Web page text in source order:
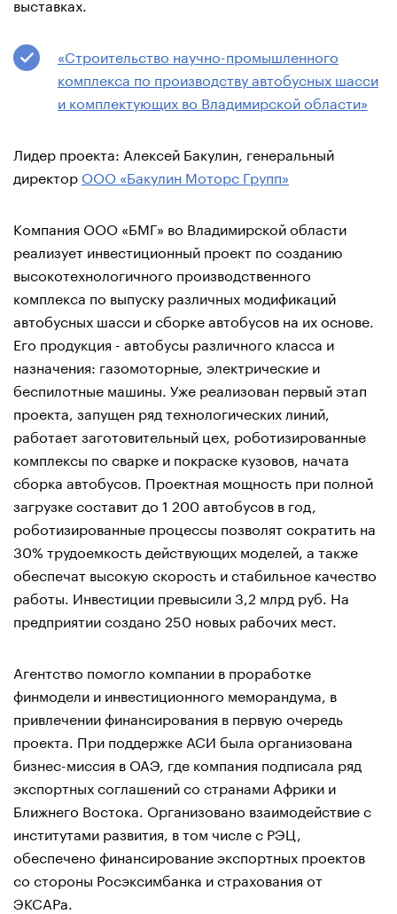
«Строительство научно-промышленного
комплекса по производству автобусных шасси
и комплектующих во Владимирской области»
Лидер проекта: Алексей Бакулин, генеральный
директор ООО «Бакулин Моторс Групп»
Компания ООО «БМГ» во Владимирской области
реализует инвестиционный проект по созданию
высокотехнологичного производственного
комплекса по выпуску различных модификаций
автобусных шасси и сборке автобусов на их основе.
Его продукция - автобусы различного класса и
назначения: газомоторные, электрические и
беспилотные машины. Уже реализован первый этап
проекта, запущен ряд технологических линий,
работает заготовительный цех, роботизированные
комплексы по сварке и покраске кузовов, начата
сборка автобусов. Проектная мощность при полной
загрузке составит до 1 200 автобусов в год,
роботизированные процессы позволят сократить на
30% трудоемкость действующих моделей, а также
обеспечат высокую скорость и стабильное качество
работы. Инвестиции превысили 3,2 млрд руб. На
предприятии создано 250 новых рабочих мест.
Агентство помогло компании в проработке
финмодели и инвестиционного меморандума, в
привлечении финансирования в первую очередь
проекта. При поддержке АСИ была организована
бизнес-миссия в ОАЭ, где компания подписала ряд
экспортных соглашений со странами Африки и
Ближнего Востока. Организовано взаимодействие с
институтами развития, в том числе с РЭЦ,
обеспечено финансирование экспортных проектов
со стороны Росэксимбанка и страхования от
ЭКСАРа.